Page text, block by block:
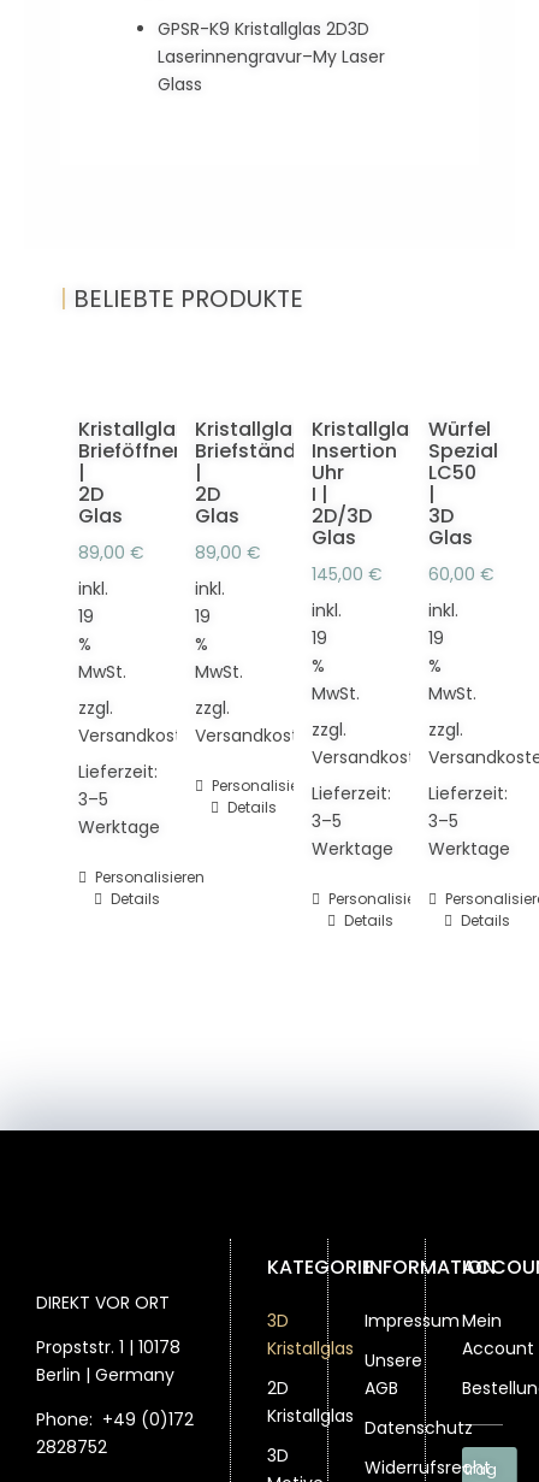
GPSR-K9 Kristallglas 2D3D
Laserinnengravur–My Laser
Glass
| BELIEBTE PRODUKTE
Kristallglas
Brieföffner
|
2D
Glas
89,00 €
inkl.
19
%
MwSt.
zzgl.
Versandkosten
Lieferzeit:
3–5
Werktage
Personalisieren
Details
Kristallglas
Briefständer
|
2D
Glas
89,00 €
inkl.
19
%
MwSt.
zzgl.
Versandkosten
Personalisieren
Details
Kristallglas
Insertion
Uhr
I |
2D/3D
Glas
145,00 €
inkl.
19
%
MwSt.
zzgl.
Versandkosten
Lieferzeit:
3–5
Werktage
Personalisieren
Details
Würfel
Spezial
LC50
|
3D
Glas
60,00 €
inkl.
19
%
MwSt.
zzgl.
Lieferzeit:
3–5
Werktage
Details
DIREKT VOR ORT
Propststr. 1 | 10178
Berlin | Germany
Phone: +49 (0)172
2828752
KATEGORIE
3D
Kristallglas
2D
Kristallglas
3D
INFORMATION
Impressum
Unsere
AGB
Datenschutz
Widerrufsrecht
Mein
Account
Vertrag